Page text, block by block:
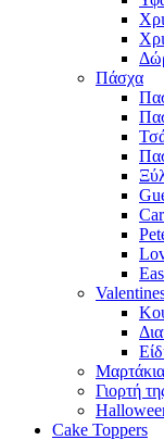
Πάσχα
Μαρτάκια
Γιορτή
Cake Toppers